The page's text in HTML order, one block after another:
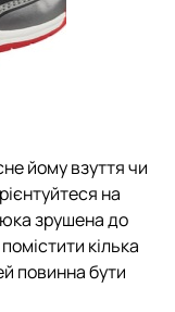
йому взуття чи
на
зрушена до
кілька
повинна бути